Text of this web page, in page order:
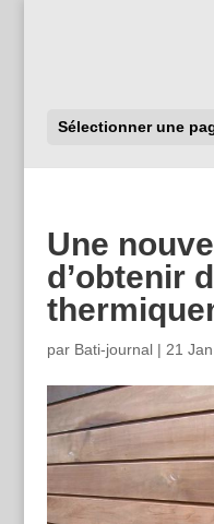
Sélectionner une
Une
d’obtenir
par Bati-journal| 21